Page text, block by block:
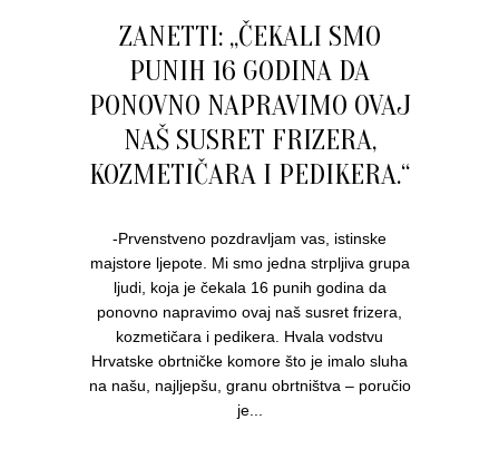
ZANETTI: „ČEKALI SMO
PUNIH 16 GODINA DA
PONOVNO NAPRAVIMO OVAJ
NAŠ SUSRET FRIZERA,
KOZMETIČARA I PEDIKERA.“
-Prvenstveno pozdravljam vas, istinske
majstore ljepote. Mi smo jedna strpljiva grupa
ljudi, koja je čekala 16 punih godina da
ponovno napravimo ovaj naš susret frizera,
kozmetičara i pedikera. Hvala vodstvu
Hrvatske obrtničke komore što je imalo sluha
na našu, najljepšu, granu obrtništva – poručio
je...